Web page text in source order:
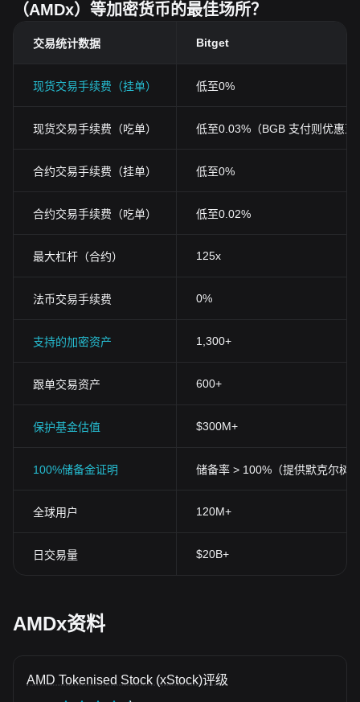
（AMDx）等加密货币的最佳场所？
交易统计数据 Bitget
现货交易手续费（挂单） 低至0%
现货交易手续费（吃单） 低至0.03%（BGB 支付则优惠至
合约交易手续费（挂单） 低至0%
合约交易手续费（吃单） 低至0.02%
最大杠杆（合约） 125x
法币交易手续费 0%
支持的加密资产 1,300+
跟单交易资产 600+
保护基金估值 $300M+
100%储备金证明 储备率 > 100%（提供默克尔树
全球用户 120M+
日交易量 $20B+
AMDx资料
AMD Tokenised Stock (xStock)评级